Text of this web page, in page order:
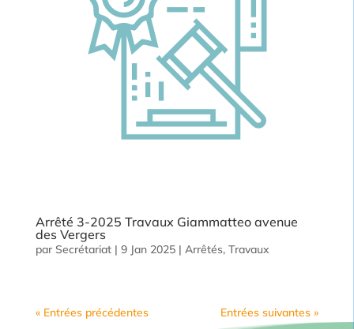
Arrêté 3-2025 Travaux Giammatteo avenue
des Vergers
par Secrétariat| 9 Jan 2025| Arrêtés, Travaux
« Entrées précédentes Entrées suivantes »